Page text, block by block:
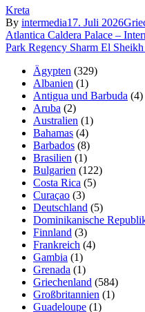
Kreta
By intermedia17. Juli 2026
Beitragsnavigation
Atlantica Caldera Palace –
Park Regency Sharm El
Ägypten (329)
Albanien (1)
Antigua und Barbuda (4)
Aruba (2)
Australien (1)
Bahamas (4)
Barbados (8)
Brasilien (1)
Bulgarien (122)
Costa Rica (5)
Curaçao (3)
Deutschland (5)
Dominikanische
Finnland (3)
Frankreich (4)
Gambia (1)
Grenada (1)
Griechenland (584)
Großbritannien (1)
Guadeloupe (1)